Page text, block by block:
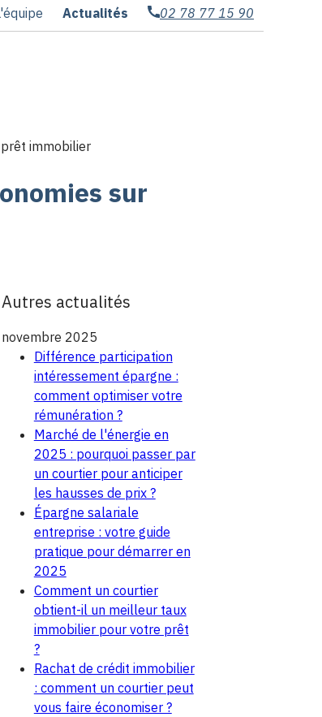
Actualités 02 78 77 15 90
immobilier
sur
Autres actualités
novembre 2025
Différence participation
intéressement épargne :
comment optimiser votre
rémunération ?
Marché de l'énergie en
2025 : pourquoi passer par
un courtier pour anticiper
les hausses de prix ?
Épargne salariale
entreprise : votre guide
pratique pour démarrer en
2025
Comment un courtier
obtient-il un meilleur taux
immobilier pour votre prêt
?
Rachat de crédit immobilier
: comment un courtier peut
vous faire économiser ?